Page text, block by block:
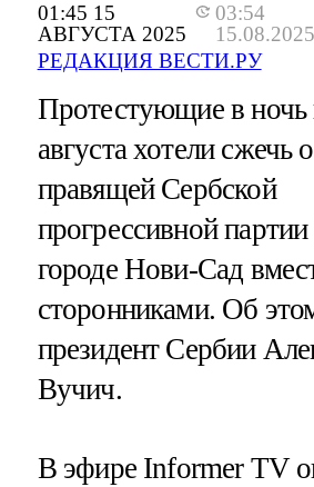
01:45 15
АВГУСТА 2025
03:54
15.08.2025
РЕДАКЦИЯ ВЕСТИ.РУ
Протестующие в ночь
августа хотели сжечь
правящей Сербской
прогрессивной
городе Нови-Сад
сторонниками. Об
президент Сербии
Вучич.
В эфире Informer TV